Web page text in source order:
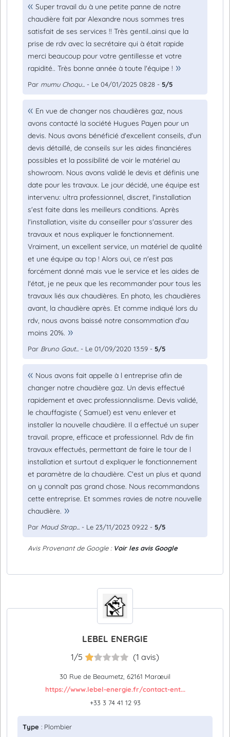
Super travail du à une petite panne de notre
chaudière fait par Alexandre nous sommes tres
satisfait de ses services !! Très gentil..ainsi que la
prise de rdv avec la secrétaire qui à était rapide
merci beaucoup pour votre gentillesse et votre
rapidité.. Très bonne année à toute l'équipe !
Par mumu Choqu... - Le 04/01/2025 08:28 - 5/5
En vue de changer nos chaudières gaz, nous
avons contacté la société Hugues Payen pour un
devis. Nous avons bénéficié d'excellent conseils, d'un
devis détaillé, de conseils sur les aides financiéres
possibles et la possibilité de voir le matériel au
showroom. Nous avons validé le devis et définis une
date pour les travaux. Le jour décidé, une équipe est
intervenu: ultra professionnel, discret, l'installation
s'est faite dans les meilleurs conditions. Après
l'installation, visite du conseiller pour s'assurer des
travaux et nous expliquer le fonctionnement.
Vraiment, un excellent service, un matériel de qualité
et une équipe au top ! Alors oui, ce n'est pas
forcément donné mais vue le service et les aides de
l'état, je ne peux que les recommander pour tous les
travaux liés aux chaudières. En photo, les chaudières
avant, la chaudière après. Et comme indiqué lors du
rdv, nous avons baissé notre consommation d'au
moins 20%.
Par Bruno Gaut... - Le 01/09/2020 13:59 - 5/5
Nous avons fait appelle à l entreprise afin de
changer notre chaudière gaz. Un devis effectué
rapidement et avec professionnalisme. Devis validé,
le chauffagiste ( Samuel) est venu enlever et
installer la nouvelle chaudière. Il a effectué un super
travail. propre, efficace et professionnel. Rdv de fin
travaux effectués, permettant de faire le tour de l
installation et surtout d expliquer le fonctionnement
et paramètre de la chaudière. C'est un plus et quand
on y connaît pas grand chose. Nous recommandons
cette entreprise. Et sommes ravies de notre nouvelle
chaudière.
Par Maud Strap... - Le 23/11/2023 09:22 - 5/5
Avis Provenant de Google : Voir les avis Google
LEBEL ENERGIE
1/5 (1 avis)
30 Rue de Beaumetz, 62161 Marœuil
https://www.lebel-energie.fr/contact-ent...
+33 3 74 41 12 93
Type : Plombier